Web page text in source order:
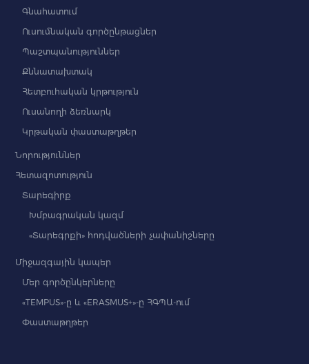
Գնահատում
Ուսումնական գործընթացներ
Պաշտպանություններ
Քննատախտակ
Հետբուհական կրթություն
Ուսանողի ձեռնարկ
Կրթական փաստաթղթեր
Նորություններ
Հետազոտություն
Տարեգիրք
Խմբագրական կազմ
«Տարեգրքի» հոդվածների չափանիշները
Միջազգային կապեր
Մեր գործընկերները
«TEMPUS»-ը և «ERASMUS+»-ը ՀԳՊԱ-ում
Փաստաթղթեր